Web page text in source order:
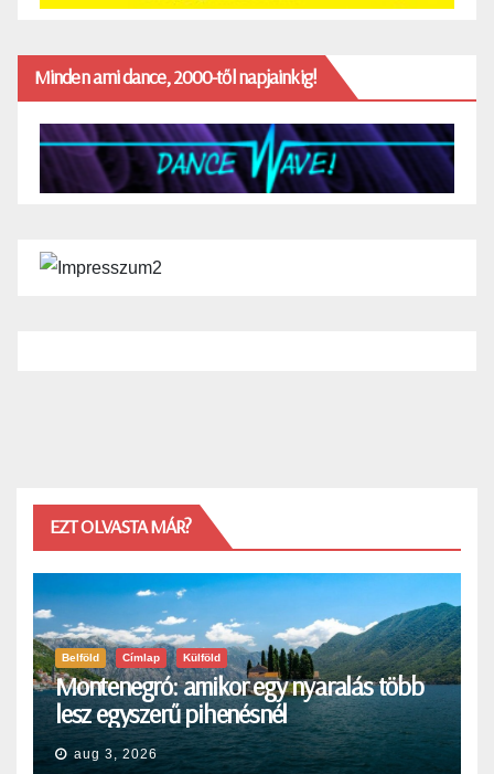
Minden ami dance, 2000-től napjainkig!
EZT OLVASTA MÁR?
Belföld Címlap Külföld
Montenegró: amikor egy nyaralás több
lesz egyszerű pihenésnél
aug 3, 2026